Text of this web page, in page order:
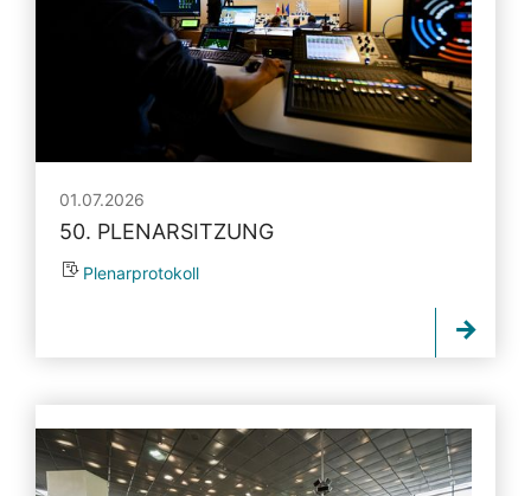
01.07.2026
50. PLENARSITZUNG
Plenarprotokoll